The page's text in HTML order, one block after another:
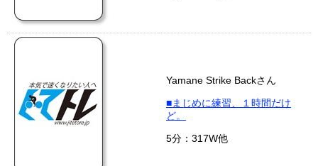
Yamane Strike Backさん
■まじめに練習、１時間だけ
ど。
5分：317W他